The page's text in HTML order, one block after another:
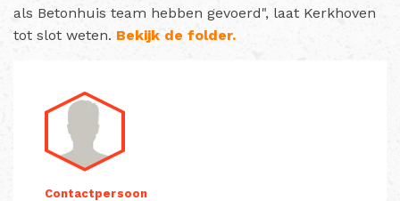
als Betonhuis team hebben gevoerd", laat Kerkhoven
tot slot weten. Bekijk de folder.
Contactpersoon